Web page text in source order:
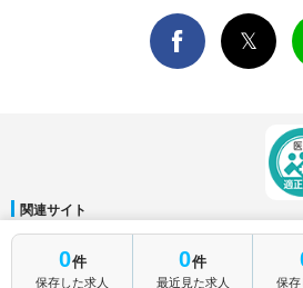
0件
保存した求人
0件
最近見た求人 保存
関連サイト
マイナビDOCTOR│マイナビ看護師│マイナビ薬剤師
運営会社
会社概要│ ご利用規約 個人情報保護方針 サイトマ